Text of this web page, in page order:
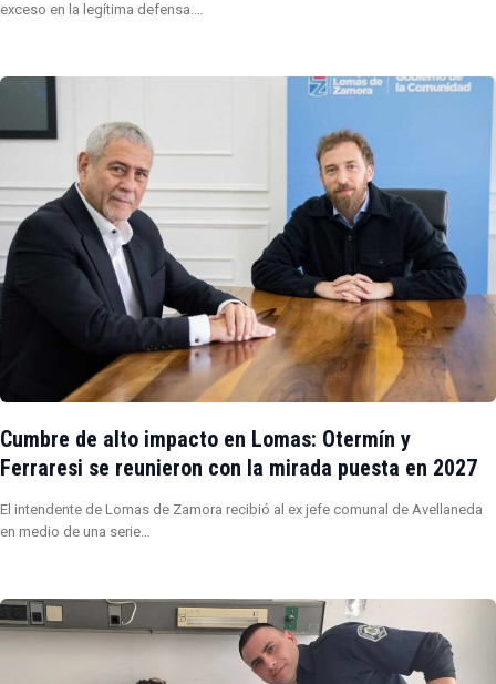
exceso en la legítima defensa.…
Cumbre de alto impacto en Lomas: Otermín y
Ferraresi se reunieron con la mirada puesta en 2027
El intendente de Lomas de Zamora recibió al ex jefe comunal de Avellaneda
en medio de una serie…